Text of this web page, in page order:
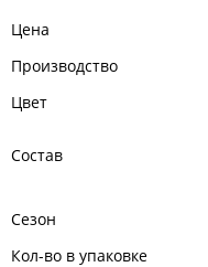
Цена
Производство
Цвет
Состав
Сезон
Кол-во в упаковке